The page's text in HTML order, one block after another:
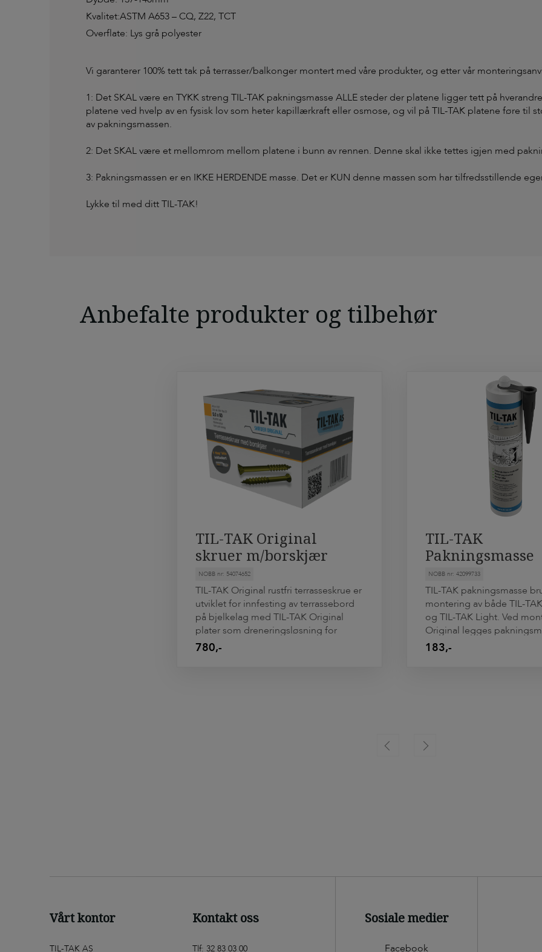
Kvalitet:ASTM A653 – CQ, Z22, TCT
Overflate: Lys grå polyester
Vi garanterer 100% tett tak på terrasser/balkonger montert med våre produkter, og etter vår
1: Det SKAL være en TYKK streng TIL-TAK pakningsmasse ALLE steder der platene ligger tett på
platene ved hvelp av en fysisk lov som heter kapillærkraft eller osmose, og vil på TIL-TAK platene føre til
av pakningsmassen.
2: Det SKAL være et mellomrom mellom platene i bunn av rennen. Denne skal ikke tettes igjen med
3: Pakningsmassen er en IKKE HERDENDE masse. Det er KUN denne massen som har tilfredsstillende
Lykke til med ditt TIL-TAK!
Anbefalte produkter og tilbehør
TIL-TAK Original
skruer m/borskjær
rustfrie 250pr/eske
NOBB nr: 54074652
TIL-TAK Original rustfri terrasseskrue er
utviklet for innfesting av terrassebord
på bjelkelag med TIL-TAK Original
plater som dreneringsløsning for
terrassegulvet. Terrasseskruen er
780,-
TIL-TAK
Pakningsmasse
NOBB nr: 42099733
TIL-TAK pakningsmasse
montering av både TIL-
og TIL-TAK Light. Ved
Original legges
platene har tett overlapp
listet i databasen for
183,-
Vårt kontor
TIL-TAK AS
Kontakt oss
Tlf: 32 83 03 00
Sosiale medier
Facebook